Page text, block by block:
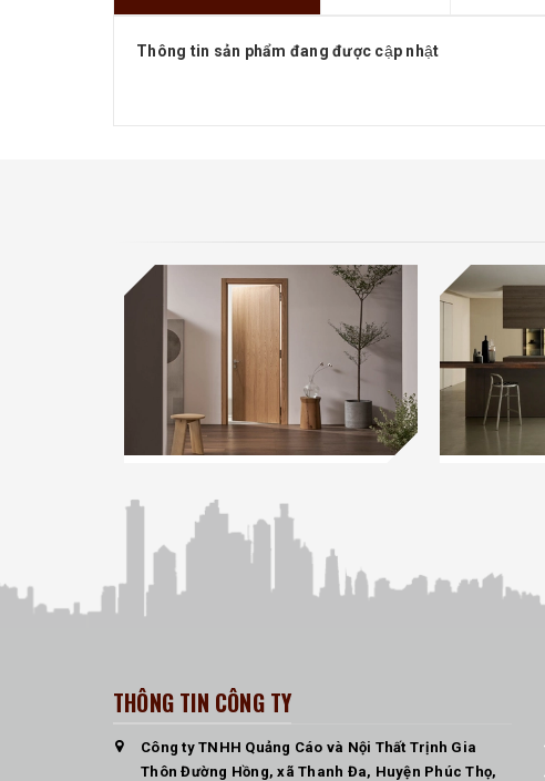
Thông tin sản phẩm đang được cập nhật
THÔNG TIN CÔNG TY
Công ty TNHH Quảng Cáo và Nội Thất Trịnh Gia
Thôn Đường Hồng, xã Thanh Đa, Huyện Phúc Thọ,